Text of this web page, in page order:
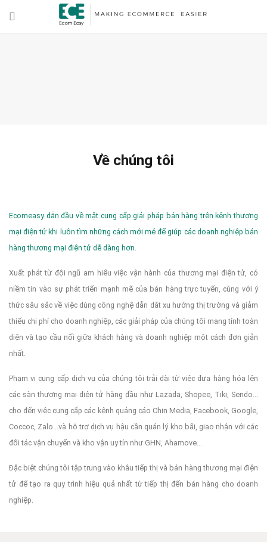
Về chúng tôi
Ecomeasy dẫn đầu về mặt cung cấp giải pháp bán hàng trên kênh thương
mại điện tử khi luôn tìm những cách mới mẻ để giúp các doanh nghiệp bán
hàng thương mại điện tử dễ dàng hơn.
Xuất phát từ đội ngũ am hiểu việc vận hành của thương mại điện tử, có
niềm tin vào sự phát triển mạnh mẽ của bán hàng trực tuyến, cùng với ý
thức sâu sắc về việc dùng công nghệ dẫn dắt xu hướng thị trường và giảm
thiểu chi phí cho doanh nghiệp, các giải pháp của chúng tôi mang tính toàn
diện và tạo cầu nối giữa khách hàng và doanh nghiệp một cách đơn giản
nhất.
Phạm vi cung cấp dịch vụ của chúng tôi trải dài từ việc đưa hàng hóa lên
các sàn thương mại điện tử hàng đầu như Lazada, Shopee, Tiki, Sendo...
cho đến việc cung cấp các kênh quảng cáo Chin Media, Facebook, Google,
Coccoc, Zalo...và hỗ trợ dịch vụ hậu cần quản lý kho bãi, giao nhận với các
đối tác vận chuyển và kho vận uy tín như GHN, Ahamove...
Đặc biệt chúng tôi tập trung vào khâu tiếp thị và bán hàng thương mại điện
tử để tạo ra quy trình hiệu quả nhất từ tiếp thị đến bán hàng cho doanh
nghiệp.